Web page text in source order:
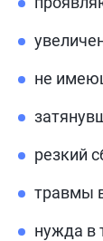
не
резкий
травмы
нужда в